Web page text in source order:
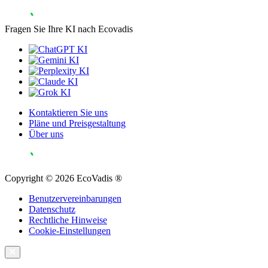
Fragen Sie Ihre KI nach Ecovadis
Kontaktieren Sie uns
Pläne und Preisgestaltung
Über uns
Copyright © 2026 EcoVadis ®
Benutzervereinbarungen
Datenschutz
Rechtliche Hinweise
Cookie-Einstellungen